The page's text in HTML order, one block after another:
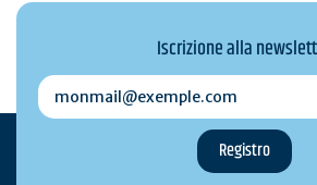
Iscrizione alla
monmail@exemple.com